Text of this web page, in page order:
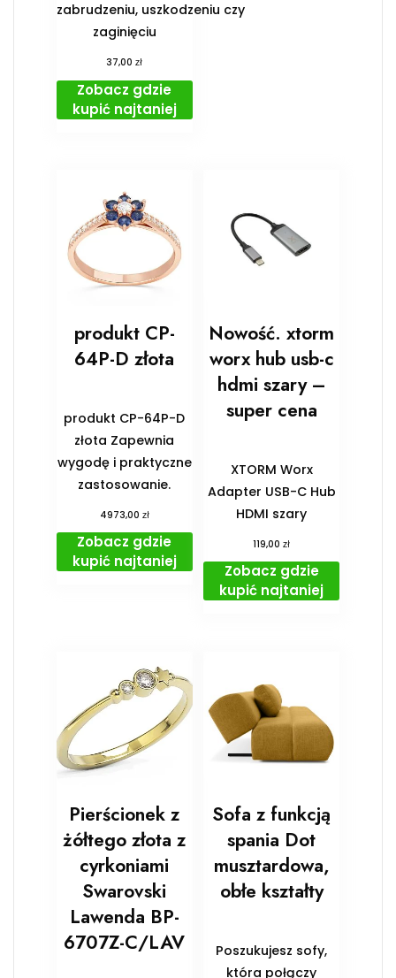
zabrudzeniu, uszkodzeniu czy
zaginięciu
37,00zł
Zobacz gdzie
kupić najtaniej
produkt CP-
64P-D złota
produkt CP-64P-D
złota Zapewnia
wygodę i praktyczne
zastosowanie.
4973,00 zł
Zobacz gdzie
kupić najtaniej
Nowość. xtorm
worx hub usb-c
hdmi szary –
super cena
XTORM Worx
Adapter USB-C Hub
HDMI szary
119,00zł
Zobacz gdzie
kupić najtaniej
Pierścionek z
żółtego złota z
cyrkoniami
Swarovski
Lawenda BP-
6707Z-C/LAV
Sofa z funkcją
spania Dot
musztardowa,
obłe kształty
Poszukujesz sofy,
która połączy